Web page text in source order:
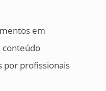
em
conteúdo
por profissionais